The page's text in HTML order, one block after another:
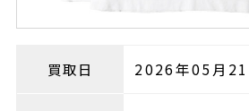
買取日 2026年05月21